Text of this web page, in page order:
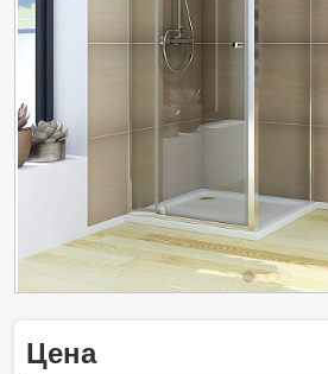
Цена